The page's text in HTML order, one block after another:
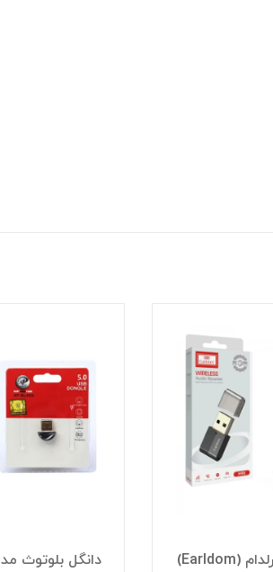
دانگل بلوتوث ارلدام (Earldom)